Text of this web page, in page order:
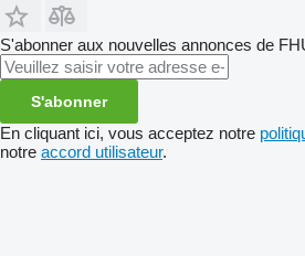
S'abonner aux nouvelles annonces de
S'abonner
En cliquant ici, vous acceptez notre
notre accord utilisateur.